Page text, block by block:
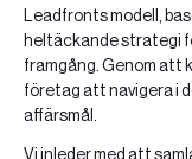
Leadfronts modell,
heltäckande strategi
framgång. Genom att
företag att navigera i
affärsmål.